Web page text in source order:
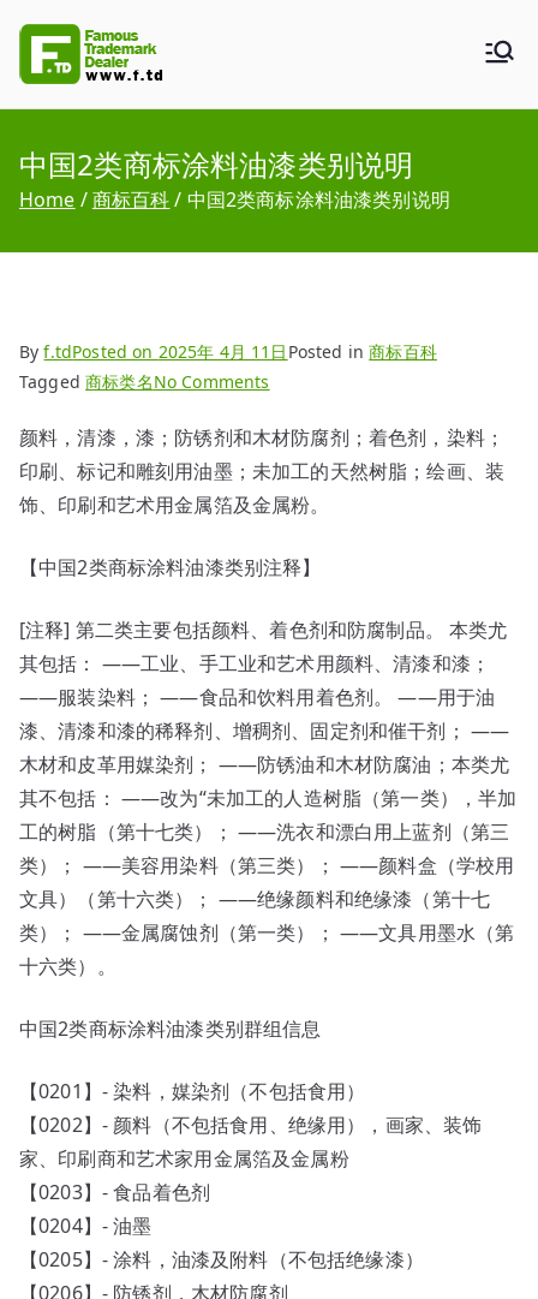
content
中国2类商标涂料油漆类别说明
Home 商标百科 中国2类商标涂料油漆类别说明
Byf.tdPosted on 2025年 4月 11日 Posted in商标百科
Tagged商标类名No Comments
国
2
类
标
料
油
漆
类
别
说
明
颜料，清漆，漆；防锈剂和木材防腐剂；着色剂，染料；
印刷、标记和雕刻用油墨；未加工的天然树脂；绘画、装
饰、印刷和艺术用金属箔及金属粉。
【中国2类商标涂料油漆类别注释】
[注释] 第二类主要包括颜料、着色剂和防腐制品。 本类尤
其包括： ——工业、手工业和艺术用颜料、清漆和漆；
——服装染料； ——食品和饮料用着色剂。 ——用于油
漆、清漆和漆的稀释剂、增稠剂、固定剂和催干剂； ——
木材和皮革用媒染剂； ——防锈油和木材防腐油；本类尤
其不包括： ——改为“未加工的人造树脂（第一类），半加
工的树脂（第十七类）； ——洗衣和漂白用上蓝剂（第三
类）； ——美容用染料（第三类）； ——颜料盒（学校用
文具）（第十六类）； ——绝缘颜料和绝缘漆（第十七
类）； ——金属腐蚀剂（第一类）； ——文具用墨水（第
十六类）。
中国2类商标涂料油漆类别群组信息
【0201】- 染料，媒染剂（不包括食用）
【0202】- 颜料（不包括食用、绝缘用），画家、装饰
家、印刷商和艺术家用金属箔及金属粉
【0203】- 食品着色剂
【0204】- 油墨
【0205】- 涂料，油漆及附料（不包括绝缘漆）
【0206】- 防锈剂，木材防腐剂